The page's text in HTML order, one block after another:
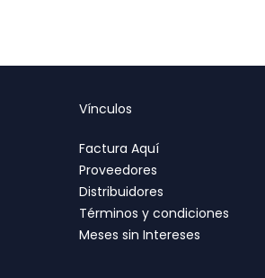
Vínculos
Factura Aquí
Proveedores
Distribuidores
Términos y condiciones
Meses sin Intereses